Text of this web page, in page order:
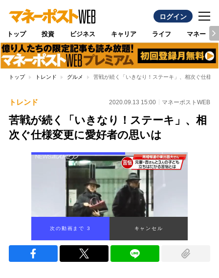
ログイン
トップ 投資 ビジネス キャリア ライフ マネー
トップ トレンド グルメ 苦戦が続く「いきなり！ステーキ」、相次ぐ仕様変
トレンド 2020.09.13 15:00 マネーポストWEB
苦戦が続く「いきなり！ステーキ」、相
次ぐ仕様変更に愛好者の思いは
次の動画まで 2 キャンセル